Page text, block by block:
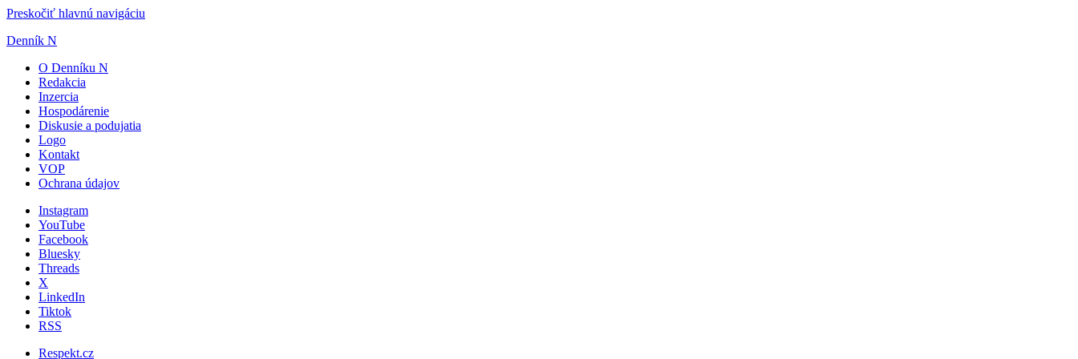
Preskočiť hlavnú navigáciu
Denník N
O Denníku N
Redakcia
Inzercia
Hospodárenie
Diskusie a podujatia
Logo
Kontakt
VOP
Ochrana údajov
Instagram
YouTube
Facebook
Bluesky
Threads
X
LinkedIn
Tiktok
RSS
Respekt.cz